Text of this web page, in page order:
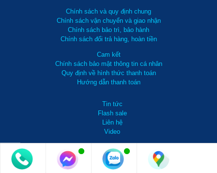
Sử dụng tủ ngăn ẩm Dry Cabi DHC 080 để bảo quản nhiều đồ
vật, giấy tờ quan trọng
Chính sách và quy định chung
Chính sách vận chuyển và giao nhận
Chính sách bảo trì, bảo hành
Chính sách đổi trả hàng, hoàn tiền
Cam kết
Chính sách bảo mật thông tin cá nhân
Quy định về hình thức thanh toán
Hướng dẫn thanh toán
Tin tức
Flash sale
Liên hệ
Video
0981 738 099